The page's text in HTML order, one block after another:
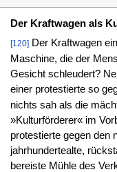
Der Kraftwagen als
[120]Der Kraftwagen
Maschine, die der
Gesicht schleudert?
einer protestierte so
nichts sah als die
»Kulturförderer« im
protestierte gegen den
jahrhundertealte,
bereiste Mühle des